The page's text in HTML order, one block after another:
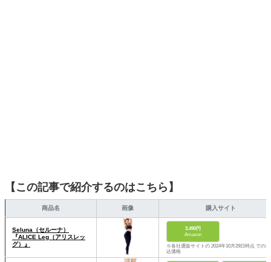
【この記事で紹介するのはこちら】
商品名 画像 購入サイト
Seluna（セルーナ）
『ALICE Leg（アリスレッ
グ）』
3,490円
Amazon
※各社通販サイトの 2024年10月29日時点 での税
込価格